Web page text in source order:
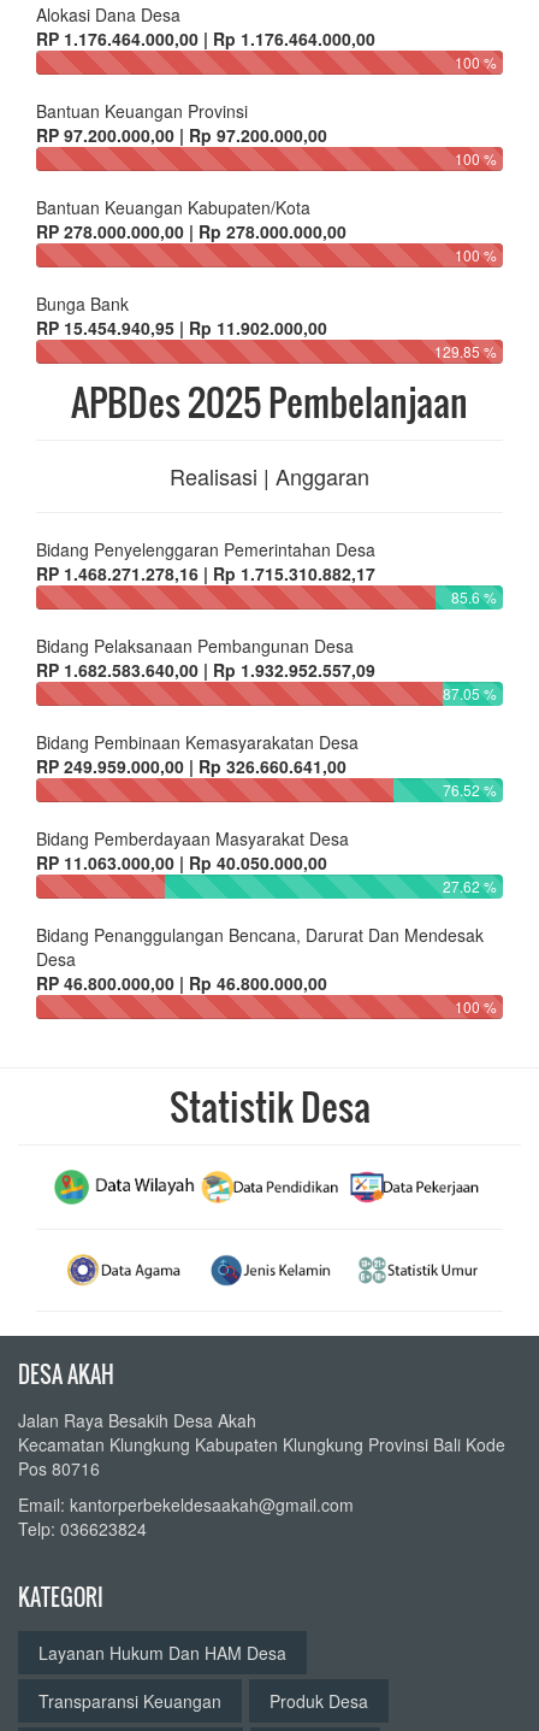
Alokasi Dana Desa
RP 1.176.464.000,00 | Rp 1.176.464.000,00
100 %
Bantuan Keuangan Provinsi
RP 97.200.000,00 | Rp 97.200.000,00
100 %
Bantuan Keuangan Kabupaten/Kota
RP 278.000.000,00 | Rp 278.000.000,00
100 %
Bunga Bank
RP 15.454.940,95 | Rp 11.902.000,00
129.85 %
APBDes 2025 Pembelanjaan
Realisasi | Anggaran
Bidang Penyelenggaran Pemerintahan Desa
RP 1.468.271.278,16 | Rp 1.715.310.882,17
85.6 %
Bidang Pelaksanaan Pembangunan Desa
RP 1.682.583.640,00 | Rp 1.932.952.557,09
87.05 %
Bidang Pembinaan Kemasyarakatan Desa
RP 249.959.000,00 | Rp 326.660.641,00
76.52 %
Bidang Pemberdayaan Masyarakat Desa
RP 11.063.000,00 | Rp 40.050.000,00
27.62 %
Bidang Penanggulangan Bencana, Darurat Dan Mendesak
Desa
RP 46.800.000,00 | Rp 46.800.000,00
100 %
Statistik Desa
DESA AKAH
Jalan Raya Besakih Desa Akah
Kecamatan Klungkung Kabupaten Klungkung Provinsi Bali Kode
Pos 80716
Email: kantorperbekeldesaakah@gmail.com
Telp: 036623824
KATEGORI
Layanan Hukum Dan HAM Desa
Transparansi Keuangan
Produk Desa